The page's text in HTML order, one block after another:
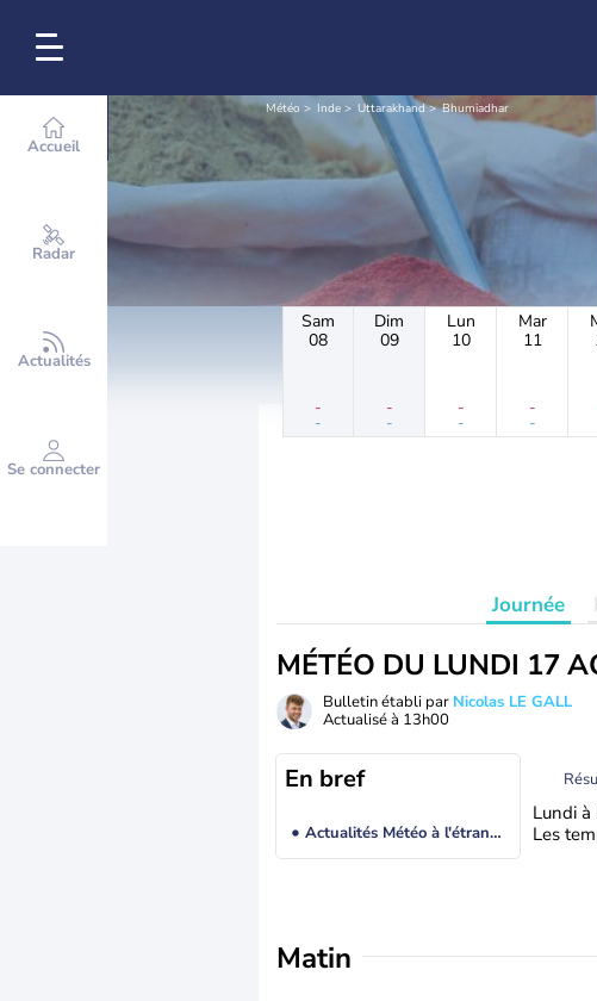
Accueil
Radar
Actualités
Se connecter
Météo Inde Uttarakhand Bhumiadhar
Sam
08
-
-
Dim
09
-
-
Lun
10
-
-
Mar
11
-
-
Journée
MÉTÉO DU LUNDI 17
Bulletin établi par Nicolas LE GALL
Actualisé à 13h00
En bref
Actualités Météo à l'étranger
Lundi
Les
Matin